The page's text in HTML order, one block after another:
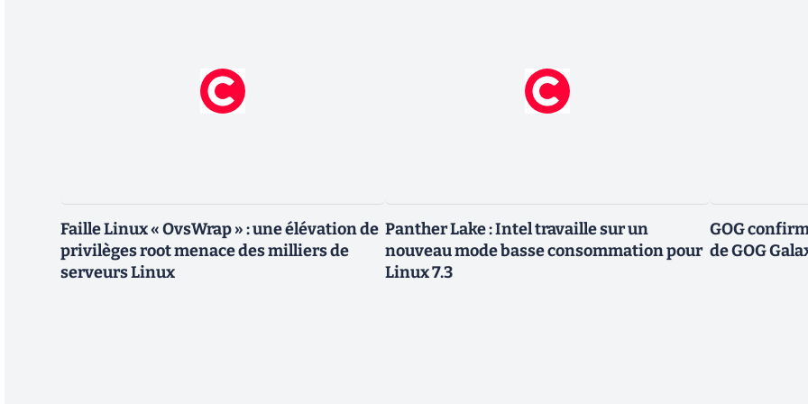
Faille Linux « OvsWrap » : une élévation de
privilèges root menace des milliers de
serveurs Linux
Panther Lake : Intel travaille sur un
nouveau mode basse consommation pour
Linux 7.3
GOG
de GOG